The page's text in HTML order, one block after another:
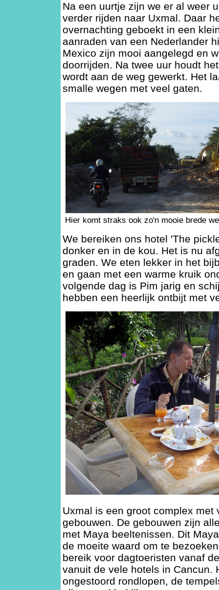
Na een uurtje zijn we er al weer
verder rijden naar Uxmal. Daar
overnachting geboekt in een
aanraden van een Nederlander
Mexico zijn mooi aangelegd en
doorrijden. Na twee uur houdt
wordt aan de weg gewerkt. Het
smalle wegen met veel gaten.
Hier komt straks ook zo'n mooie brede
We bereiken ons hotel 'The
donker en in de kou. Het is nu
graden. We eten lekker in het
en gaan met een warme kruik
volgende dag is Pim jarig en
hebben een heerlijk ontbijt met
Uxmal is een groot complex met
gebouwen. De gebouwen zijn
met Maya beeltenissen. Dit
de moeite waard om te
bereik voor dagtoeristen vanaf
vanuit de vele hotels in Cancun.
ongestoord rondlopen, de